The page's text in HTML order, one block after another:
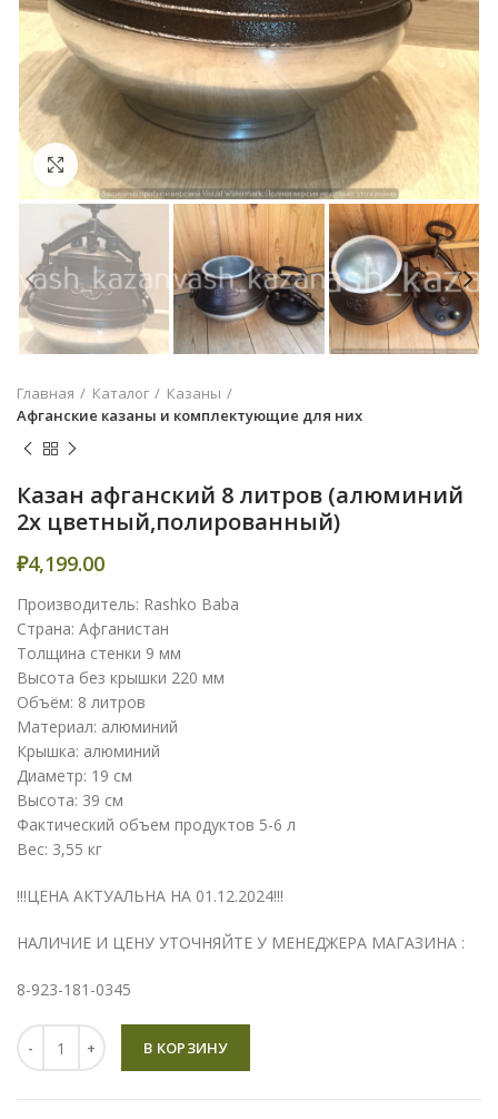
Увеличить
Главная Каталог
Казаны
Афганские казаны и комплектующие для них
Казан афганский 8 литров (алюминий
2х цветный,полированный)
₽4,199.00
Производитель: Rashko Baba
Страна: Афганистан
Толщина стенки 9 мм
Высота без крышки 220 мм
Объём: 8 литров
Материал: алюминий
Крышка: алюминий
Диаметр: 19 см
Высота: 39 см
Фактический объем продуктов 5-6 л
Вес: 3,55 кг
!!!ЦЕНА АКТУАЛЬНА НА 01.12.2024!!!
НАЛИЧИЕ И ЦЕНУ УТОЧНЯЙТЕ У МЕНЕДЖЕРА МАГАЗИНА :
8-923-181-0345
Количество
В КОРЗИНУ